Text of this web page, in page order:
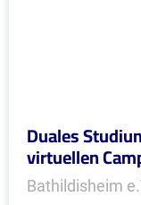
Duales
virtuellen
Bathildisheim